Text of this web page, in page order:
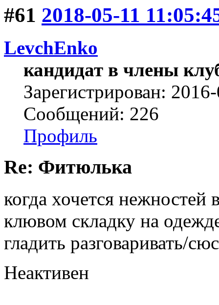
#61 2018-05-11
LevchEnko
кандидат в члены
Зарегистрирован:
Сообщений: 226
Профиль
Re: Фитюлька
когда хочется нежностей
клювом складку на
гладить разговаривать/
Неактивен